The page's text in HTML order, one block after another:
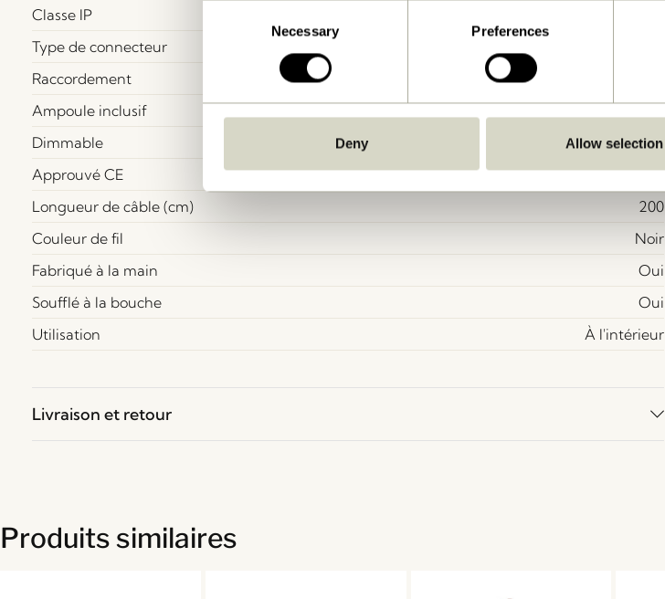
Necessary Preferences
Deny Allow selection
Classe IP
Type de connecteur
Raccordement
Avec câble / connecteur
Ampoule inclusif
Non
Dimmable
Non
Approuvé CE
Oui
Longueur de câble (cm)
200
Couleur de fil
Noir
Fabriqué à la main
Oui
Soufflé à la bouche
Oui
Utilisation
À l'intérieur
Livraison et retour
Produits similaires